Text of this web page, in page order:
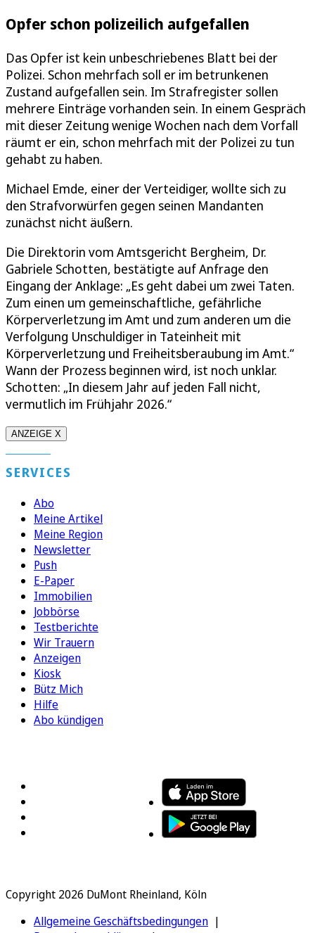
Opfer schon polizeilich aufgefallen
Das Opfer ist kein unbeschriebenes Blatt bei der
Polizei. Schon mehrfach soll er im betrunkenen
Zustand aufgefallen sein. Im Strafregister sollen
mehrere Einträge vorhanden sein. In einem Gespräch
mit dieser Zeitung wenige Wochen nach dem Vorfall
räumt er ein, schon mehrfach mit der Polizei zu tun
gehabt zu haben.
Michael Emde, einer der Verteidiger, wollte sich zu
den Strafvorwürfen gegen seinen Mandanten
zunächst nicht äußern.
Die Direktorin vom Amtsgericht Bergheim, Dr.
Gabriele Schotten, bestätigte auf Anfrage den
Eingang der Anklage: „Es geht dabei um zwei Taten.
Zum einen um gemeinschaftliche, gefährliche
Körperverletzung im Amt und zum anderen um die
Verfolgung Unschuldiger in Tateinheit mit
Körperverletzung und Freiheitsberaubung im Amt.“
Wann der Prozess beginnen wird, ist noch unklar.
Schotten: „In diesem Jahr auf jeden Fall nicht,
vermutlich im Frühjahr 2026.“
ANZEIGE X
SERVICES
Abo
Meine Artikel
Meine Region
Newsletter
Push
E-Paper
Immobilien
Jobbörse
Testberichte
Wir Trauern
Anzeigen
Kiosk
Bütz Mich
Hilfe
Abo kündigen
Copyright 2026 DuMont Rheinland, Köln
Allgemeine Geschäftsbedingungen